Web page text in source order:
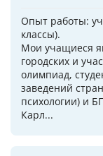
Опыт работы:
классы).
Мои учащиеся
городских и
олимпиад,
заведений
психологии) и
Карл...